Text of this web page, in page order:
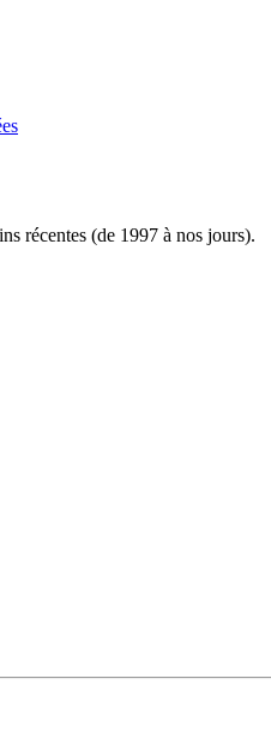
récentes (de 1997 à nos jours).